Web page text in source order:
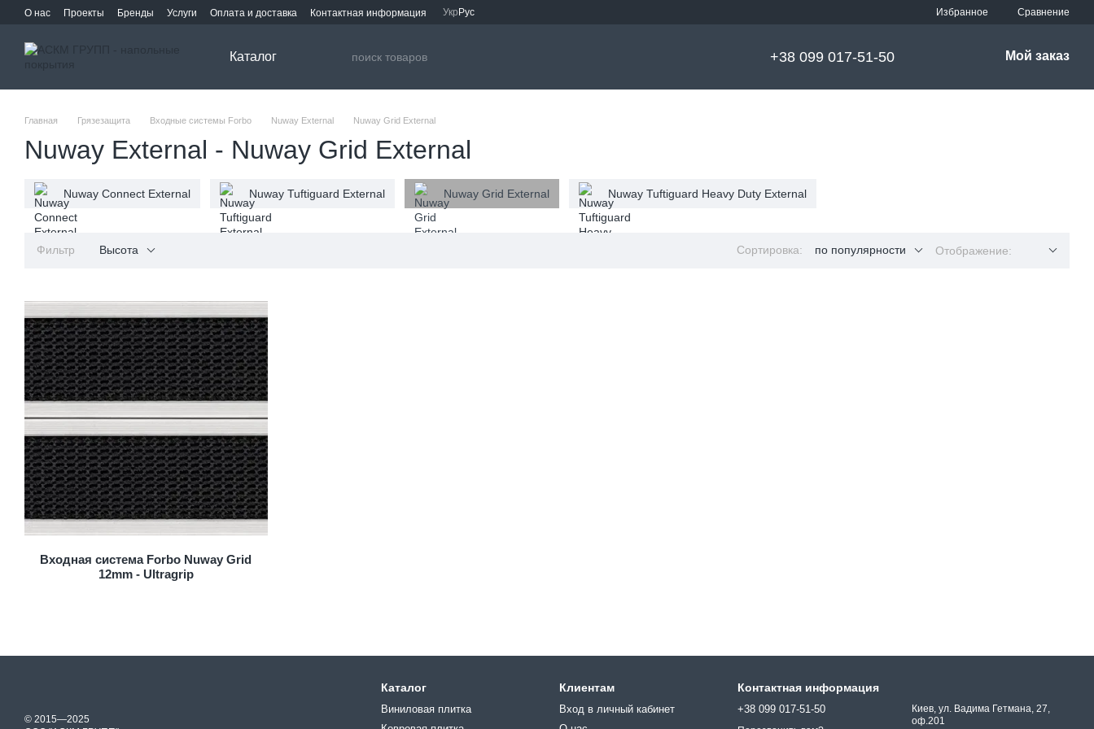
Перейти к основному контенту
О нас Проекты Бренды Услуги Оплата и доставка Контактная информация Укр Рус Избранное Сравнение
Каталог +38 099 017-51-50 Мой заказ
Главная Грязезащита Входные системы Forbo Nuway External Nuway Grid External
Nuway External - Nuway Grid External
Nuway Connect External Nuway Tuftiguard External Nuway Grid External Nuway Tuftiguard Heavy Duty External
Фильтр Высота Сортировка: по популярности Отображение:
Входная система Forbo Nuway Grid
12mm - Ultragrip
© 2015—2025
Каталог
Виниловая плитка
Клиентам
Вход в личный кабинет
Контактная информация
+38 099 017-51-50
Киев, ул. Вадима Гетмана, 27,
оф.201